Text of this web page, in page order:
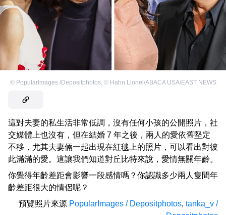
© PopularImages /Depositphotos, © Hahn Lionel/ABACA USA/EAST NEWS
這對夫妻的私生活非常低調，沒有任何小孩的公開照片，社
交媒體上也沒有，但在結婚 7 年之後，兩人的愛依舊堅定
不移，尤其夫妻倆一起出現在紅毯上的照片，可以看出對彼
此滿滿的愛。這讓我們知道對丘比特來說，愛情無關年齡。
你覺得年齡差距會影響一段感情嗎？你認識多少兩人隻間年
齡差距很大的情侶呢？
預覽照片來源 PopularImages / Depositphotos, tanka_v /